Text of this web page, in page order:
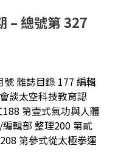
– 總號第 327
雜誌目錄 177 編輯
談太空科技教育認
第壹式氣功與人體
輯部 整理200 第貳
第參式從太極拳運